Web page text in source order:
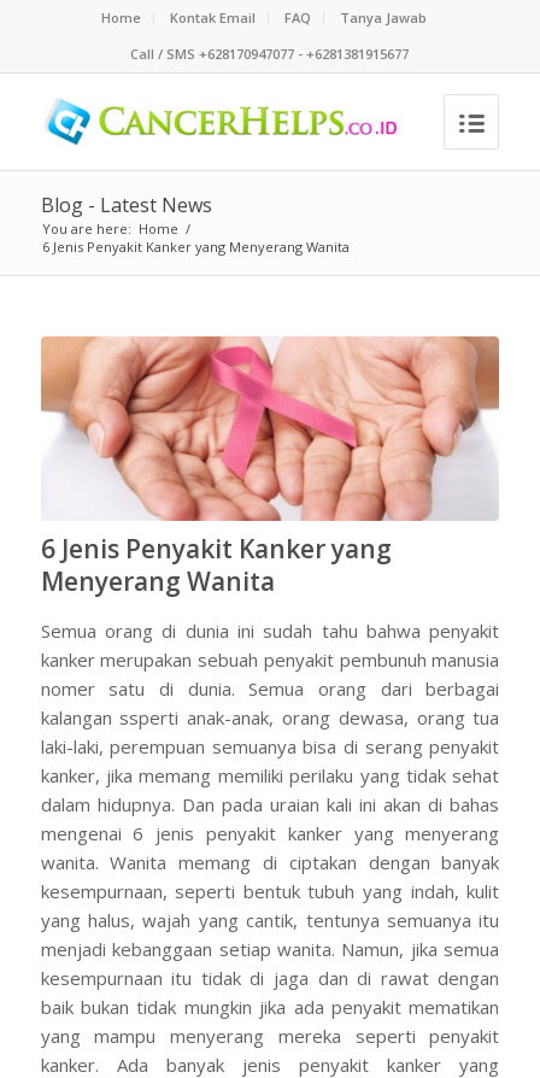
Home Kontak Email FAQ
Tanya Jawab
Call / SMS +628170947077 - +6281381915677
Blog - Latest News
You are here: Home /
6 Jenis Penyakit Kanker yang Menyerang Wanita
6 Jenis Penyakit Kanker yang
Menyerang Wanita
Semua orang di dunia ini sudah tahu bahwa penyakit
kanker merupakan sebuah penyakit pembunuh manusia
nomer satu di dunia. Semua orang dari berbagai
kalangan ssperti anak-anak, orang dewasa, orang tua
laki-laki, perempuan semuanya bisa di serang penyakit
kanker, jika memang memiliki perilaku yang tidak sehat
dalam hidupnya. Dan pada uraian kali ini akan di bahas
mengenai 6 jenis penyakit kanker yang menyerang
wanita. Wanita memang di ciptakan dengan banyak
kesempurnaan, seperti bentuk tubuh yang indah, kulit
yang halus, wajah yang cantik, tentunya semuanya itu
menjadi kebanggaan setiap wanita. Namun, jika semua
kesempurnaan itu tidak di jaga dan di rawat dengan
baik bukan tidak mungkin jika ada penyakit mematikan
yang mampu menyerang mereka seperti penyakit
kanker. Ada banyak jenis penyakit kanker yang